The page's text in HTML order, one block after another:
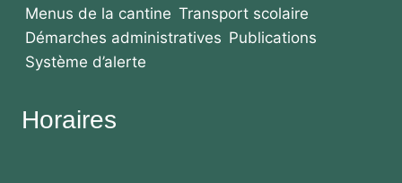
Menus de la cantine Transport scolaire
Démarches administratives Publications
Système d’alerte
Horaires